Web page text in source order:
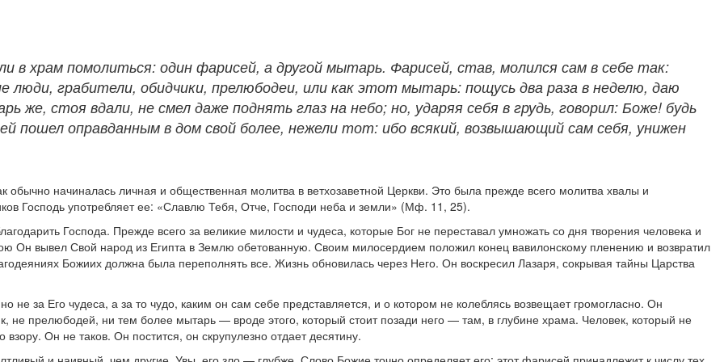
в храм помолиться: один фарисей, а другой мытарь. Фарисей, став, молился сам в себе так:
люди, грабители, обидчики, прелюбодеи, или как этот мытарь: пощусь два раза в неделю, даю
стоя вдали, не смел даже поднять глаз на небо; но, ударяя себя в грудь, говорил: Боже! будь
пошел оправданным в дом свой более, нежели тот: ибо всякий, возвышающий сам себя, унижен
начиналась личная и общественная молитва в ветхозаветной Церкви. Это была прежде всего молитва хвалы и
Господь употребляет ее: «Славлю Тебя, Отче, Господи неба и земли» (Мф. 11, 25).
Господа. Прежде всего за великие милости и чудеса, которые Бог не переставал умножать со дня творения человека и
Он вывел Свой народ из Египта в Землю обетованную. Своим милосердием положил конец вавилонскому пленению и возвратил
Божиих должна была переполнять все. Жизнь обновилась через Него. Он воскресил Лазаря, сокрывая тайны Царства
за Его чудеса, а за то чудо, каким он сам себе представляется, и о котором не колеблясь возвещает громогласно. Он
не прелюбодей, ни тем более мытарь — вроде этого, который стоит позади него — там, в глубине храма. Человек, который не
Он не таков. Он постится, он скрупулезно отдает десятину.